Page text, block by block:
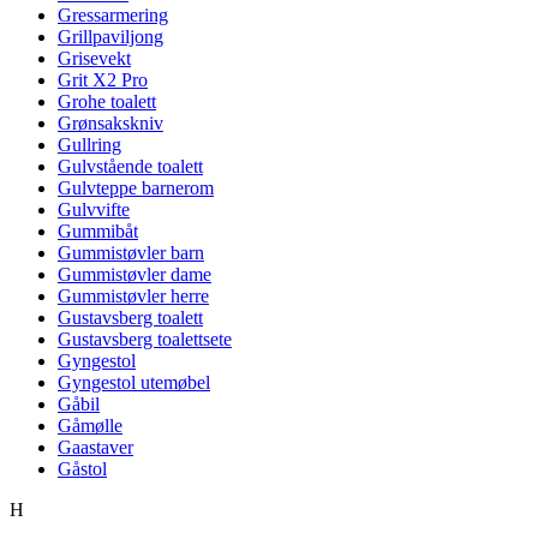
Gressarmering
Grillpaviljong
Grisevekt
Grit X2 Pro
Grohe toalett
Grønsakskniv
Gullring
Gulvstående toalett
Gulvteppe barnerom
Gulvvifte
Gummibåt
Gummistøvler barn
Gummistøvler dame
Gummistøvler herre
Gustavsberg toalett
Gustavsberg toalettsete
Gyngestol
Gyngestol utemøbel
Gåbil
Gåmølle
Gaastaver
Gåstol
H